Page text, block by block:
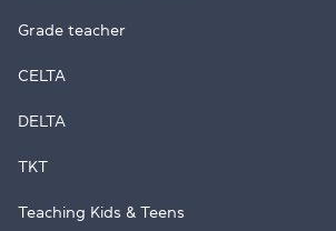
Grade teacher
CELTA
DELTA
TKT
Teaching Kids & Teens